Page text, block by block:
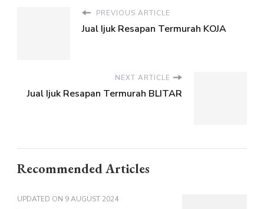
PREVIOUS ARTICLE
Jual Ijuk Resapan Termurah KOJA
NEXT ARTICLE
Jual Ijuk Resapan Termurah BLITAR
Recommended Articles
UPDATED ON 9 AUGUST 2024